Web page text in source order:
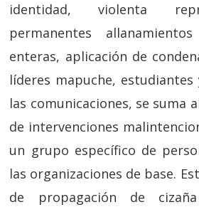
identidad, violenta
permanentes
enteras, aplicación de
líderes mapuche,
las comunicaciones, se suma
de intervenciones
un grupo específico de
las organizaciones de base.
de propagación de